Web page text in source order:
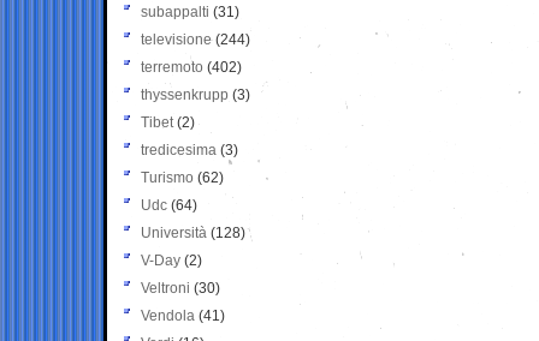
subappalti (31)
televisione(244)
terremoto (402)
thyssenkrupp (3)
Tibet(2)
tredicesima (3)
Turismo (62)
Udc (64)
Università (128)
V-Day (2)
Veltroni (30)
Vendola (41)